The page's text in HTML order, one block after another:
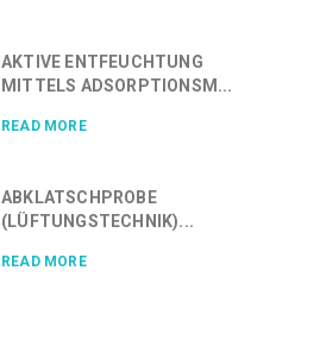
AKTIVE ENTFEUCHTUNG
MITTELS ADSORPTIONSM...
READ MORE
ABKLATSCHPROBE
(LÜFTUNGSTECHNIK)...
READ MORE